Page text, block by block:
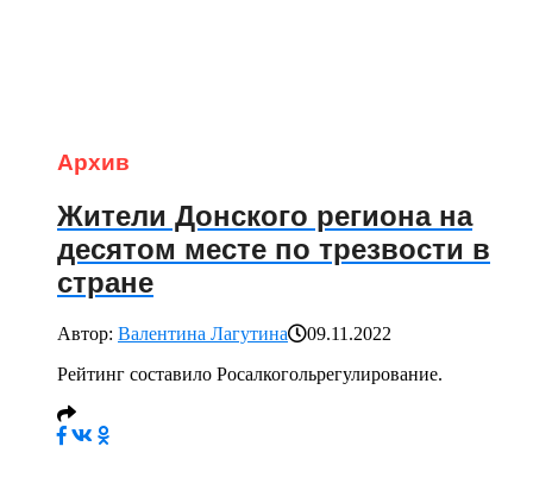
Архив
Жители Донского региона на
десятом месте по трезвости в
стране
Автор: Валентина Лагутина
09.11.2022
Рейтинг составило Росалкогольрегулирование.